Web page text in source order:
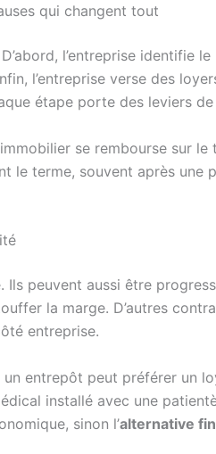
qui changent tout
l’entreprise identifie
l’entreprise verse des
étape porte des leviers
se rembourse sur
le terme, souvent après une
peuvent aussi être
la marge. D’autres
entreprise.
entrepôt peut préférer un
installé avec une
sinon l’alternative